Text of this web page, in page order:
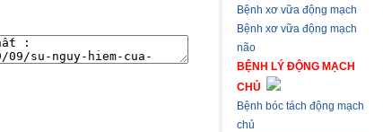
Bệnh xơ vữa động mạch
Bệnh xơ vữa động mạch
não
BỆNH LÝ ĐỘNG MẠCH
CHỦ
Bệnh bóc tách động mạch
chủ